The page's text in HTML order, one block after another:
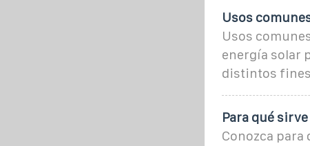
Usos
Usos
energía solar
distintos
Para qué
Conozca para